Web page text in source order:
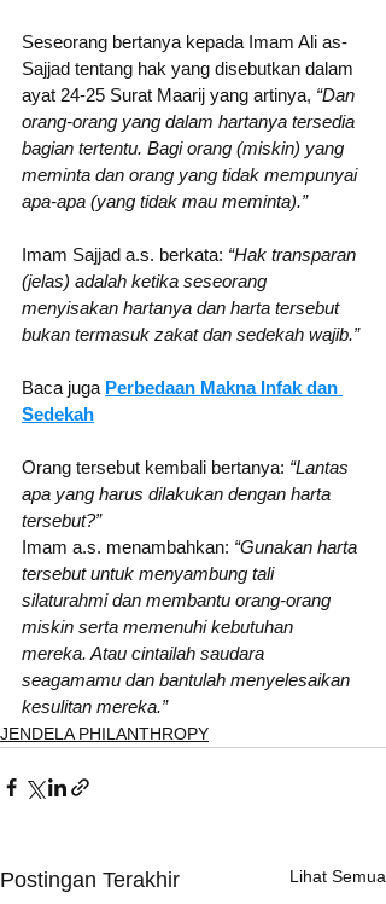
Seseorang bertanya kepada Imam Ali as-
Sajjad tentang hak yang disebutkan dalam
ayat 24-25 Surat Maarij yang artinya, “Dan
orang-orang yang dalam hartanya tersedia
bagian tertentu. Bagi orang (miskin) yang
meminta dan orang yang tidak mempunyai
apa-apa (yang tidak mau meminta).”
Imam Sajjad a.s. berkata: “Hak transparan
(jelas) adalah ketika seseorang
menyisakan hartanya dan harta tersebut
bukan termasuk zakat dan sedekah wajib.”
Baca juga Perbedaan Makna Infak dan
Sedekah
Orang tersebut kembali bertanya: “Lantas
apa yang harus dilakukan dengan harta
tersebut?”
Imam a.s. menambahkan: “Gunakan harta
tersebut untuk menyambung tali
silaturahmi dan membantu orang-orang
miskin serta memenuhi kebutuhan
mereka. Atau cintailah saudara
seagamamu dan bantulah menyelesaikan
kesulitan mereka.”
JENDELA PHILANTHROPY
Postingan Terakhir Lihat Semua